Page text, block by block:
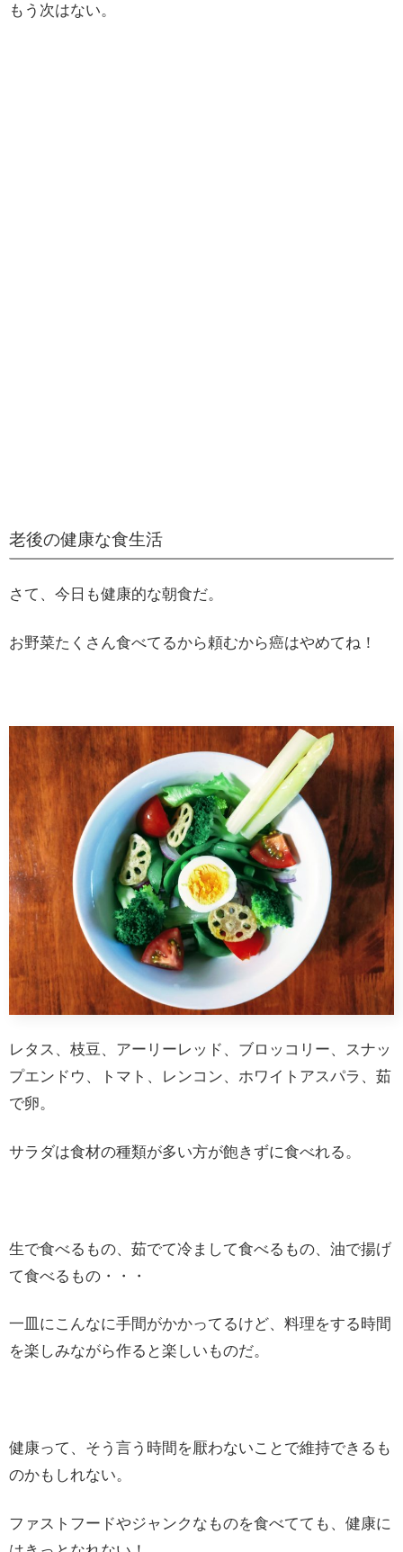
もう次はない。
老後の健康な食生活
さて、今日も健康的な朝食だ。
お野菜たくさん食べてるから頼むから癌はやめてね！
レタス、枝豆、アーリーレッド、ブロッコリー、スナッ
プエンドウ、トマト、レンコン、ホワイトアスパラ、茹
で卵。
サラダは食材の種類が多い方が飽きずに食べれる。
生で食べるもの、茹でて冷まして食べるもの、油で揚げ
て食べるもの・・・
一皿にこんなに手間がかかってるけど、料理をする時間
を楽しみながら作ると楽しいものだ。
健康って、そう言う時間を厭わないことで維持できるも
のかもしれない。
ファストフードやジャンクなものを食べてても、健康に